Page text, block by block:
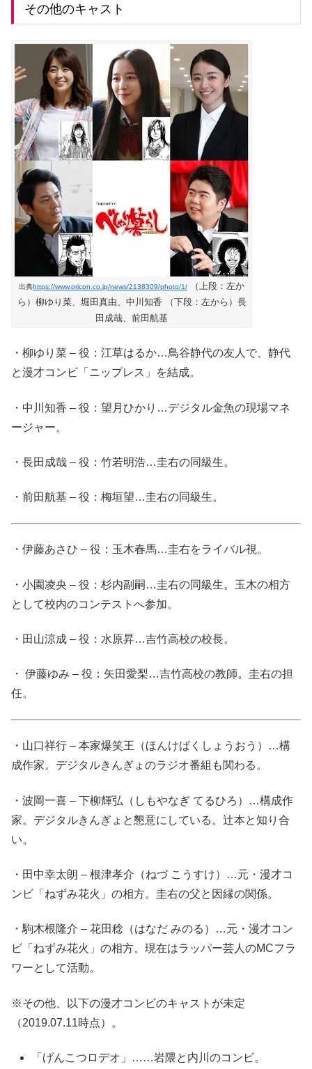
その他のキャスト
出典https://www.oricon.co.jp/news/2138309/photo/1/
（上段：左か
ら）柳ゆり菜、堀田真由、中川知香 （下段：左から）長
田成哉、前田航基
・柳ゆり菜 – 役：江草はるか…鳥谷静代の友人で、静代
と漫才コンビ「ニップレス」を結成。
・中川知香 – 役：望月ひかり…デジタル金魚の現場マネ
ージャー。
・長田成哉 – 役：竹若明浩…圭右の同級生。
・前田航基 – 役：梅垣望…圭右の同級生。
・伊藤あさひ – 役：玉木春馬…圭右をライバル視。
・小園凌央 – 役：杉内副嗣…圭右の同級生。玉木の相方
として校内のコンテストへ参加。
・田山涼成 – 役：水原昇…吉竹高校の校長。
・ 伊藤ゆみ – 役：矢田愛梨…吉竹高校の教師。圭右の担
任。
・山口祥行 – 本家爆笑王（ほんけばくしょうおう）…構
成作家。デジタルきんぎょのラジオ番組も関わる。
・波岡一喜 – 下柳輝弘（しもやなぎ てるひろ）…構成作
家。デジタルきんぎょと懇意にしている。辻本と知り合
い。
・田中幸太朗 – 根津孝介（ねづ こうすけ）…元・漫才コ
ンビ「ねずみ花火」の相方。圭右の父と因縁の関係。
・駒木根隆介 – 花田稔（はなだ みのる）…元・漫才コン
ビ「ねずみ花火」の相方。現在はラッパー芸人のMCフラ
ワーとして活動。
※その他、以下の漫才コンビのキャストが未定
（2019.07.11時点）。
「げんこつロデオ 」……岩隈と内川のコンビ。